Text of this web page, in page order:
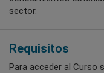
sector.
Requisitos
Para acceder al Curso